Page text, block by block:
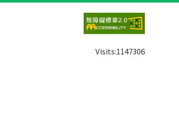
Visits:1147306